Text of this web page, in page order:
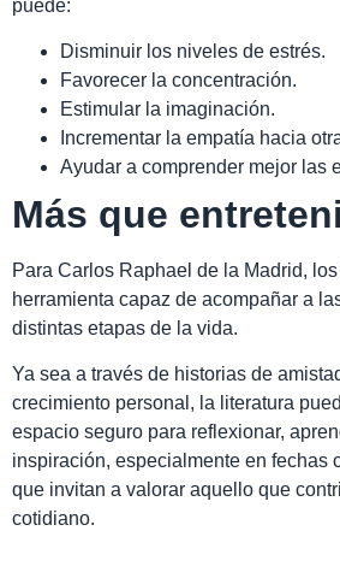
puede:
Disminuir los niveles de estrés.
Favorecer la concentración.
Estimular la imaginación.
Incrementar la empatía hacia
Ayudar a comprender mejor las
Más que
Para Carlos Raphael de la Madrid,
herramienta capaz de acompañar a
distintas etapas de la vida.
Ya sea a través de historias de
crecimiento personal, la literatura
espacio seguro para reflexionar,
inspiración, especialmente en fechas
que invitan a valorar aquello que
cotidiano.